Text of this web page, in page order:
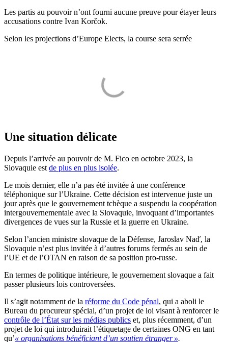
Les partis au pouvoir n’ont fourni aucune preuve pour étayer leurs
accusations contre Ivan Korčok.
Selon les projections d’Europe Elects, la course sera serrée
Une situation délicate
Depuis l’arrivée au pouvoir de M. Fico en octobre 2023, la
Slovaquie est de plus en plus isolée.
Le mois dernier, elle n’a pas été invitée à une conférence
téléphonique sur l’Ukraine. Cette décision est intervenue juste un
jour après que le gouvernement tchèque a suspendu la coopération
intergouvernementale avec la Slovaquie, invoquant d’importantes
divergences de vues sur la Russie et la guerre en Ukraine.
Selon l’ancien ministre slovaque de la Défense, Jaroslav Naď, la
Slovaquie n’est plus invitée à d’autres forums fermés au sein de
l’UE et de l’OTAN en raison de sa position pro-russe.
En termes de politique intérieure, le gouvernement slovaque a fait
passer plusieurs lois controversées.
Il s’agit notamment de la réforme du Code pénal, qui a aboli le
Bureau du procureur spécial, d’un projet de loi visant à renforcer le
contrôle de l’État sur les médias publics et, plus récemment, d’un
projet de loi qui introduirait l’étiquetage de certaines ONG en tant
qu’« organisations bénéficiant d’un soutien étranger ».